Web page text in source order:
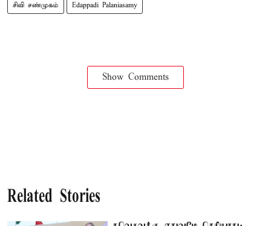
சிவி சண்முகம் Edappadi Palaniasamy
Show Comments
Related Stories